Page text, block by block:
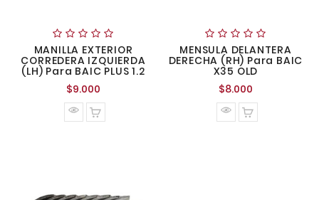
MANILLA EXTERIOR
CORREDERA IZQUIERDA
(LH) Para BAIC PLUS 1.2
$9.000
normal
MENSULA DELANTERA
DERECHA (RH) Para BAIC
X35 OLD
$8.000
normal